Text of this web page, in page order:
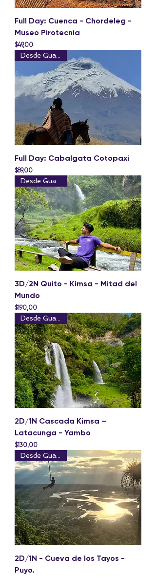
Full Day: Cuenca - Chordeleg -
Museo Pirotecnia
Precio
$49,00
Full Day: Cabalgata Cotopaxi
Precio
$89,00
3D/2N Quito - Kimsa - Mitad del
Mundo
Precio
$190,00
2D/1N Cascada Kimsa –
Latacunga - Yambo
Precio
$130,00
2D/1N - Cueva de los Tayos -
Puyo.